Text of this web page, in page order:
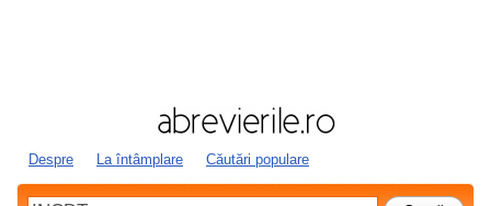
Despre La întâmplare Căutări populare